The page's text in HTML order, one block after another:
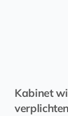
Kabinet
verplichten